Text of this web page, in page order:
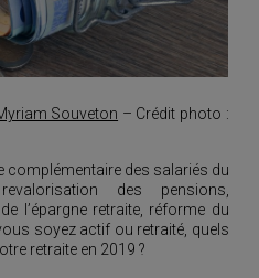
Souveton – Crédit photo :
complémentaire des salariés du
des pensions,
l’épargne retraite, réforme du
soyez actif ou retraité, quels
retraite en 2019 ?